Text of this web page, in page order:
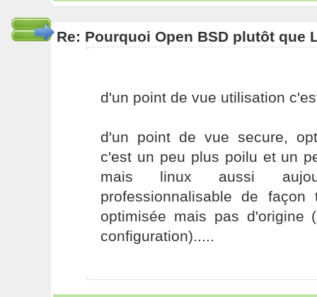
Re: Pourquoi Open BSD plutôt que
d'un point de vue utilisation
d'un point de vue secure,
c'est un peu plus poilu et un
mais linux aussi
professionnalisable de
optimisée mais pas d'origine
configuration).....